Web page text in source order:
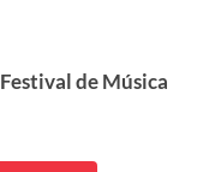
Festival de Música